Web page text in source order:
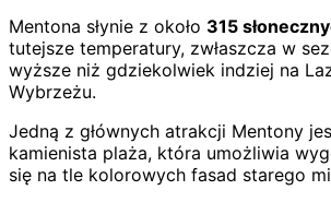
Mentona słynie z około 315
tutejsze temperatury, zwłaszcza w
wyższe niż gdziekolwiek indziej na
Wybrzeżu.
Jedną z głównych atrakcji Mentony
kamienista plaża, która umożliwia
się na tle kolorowych fasad starego